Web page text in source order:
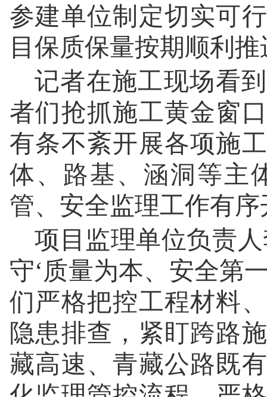
参建单位制定切实可
目保质保量按期顺利推
记者在施工现场看
者们抢抓施工黄金窗
有条不紊开展各项施
体、路基、涵洞等主
管、安全监理工作有
项目监理单位负责
守‘质量为本、安全第
们严格把控工程材料
隐患排查，紧盯跨路
藏高速、青藏公路既